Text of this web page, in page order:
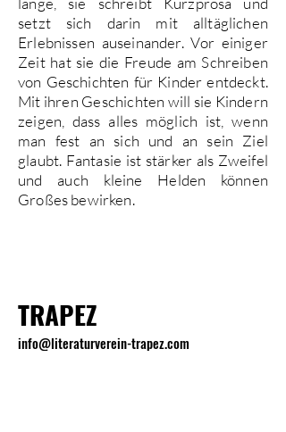
setzt sich darin mit alltäglichen
Erlebnissen auseinander. Vor einiger
Zeit hat sie die Freude am Schreiben
von Geschichten für Kinder entdeckt.
Mit ihren Geschichten will sie Kindern
zeigen, dass alles möglich ist, wenn
man fest an sich und an sein Ziel
glaubt. Fantasie ist stärker als Zweifel
und auch kleine Helden können
Großes bewirken.
TRAPEZ
info@literaturverein-trapez.com